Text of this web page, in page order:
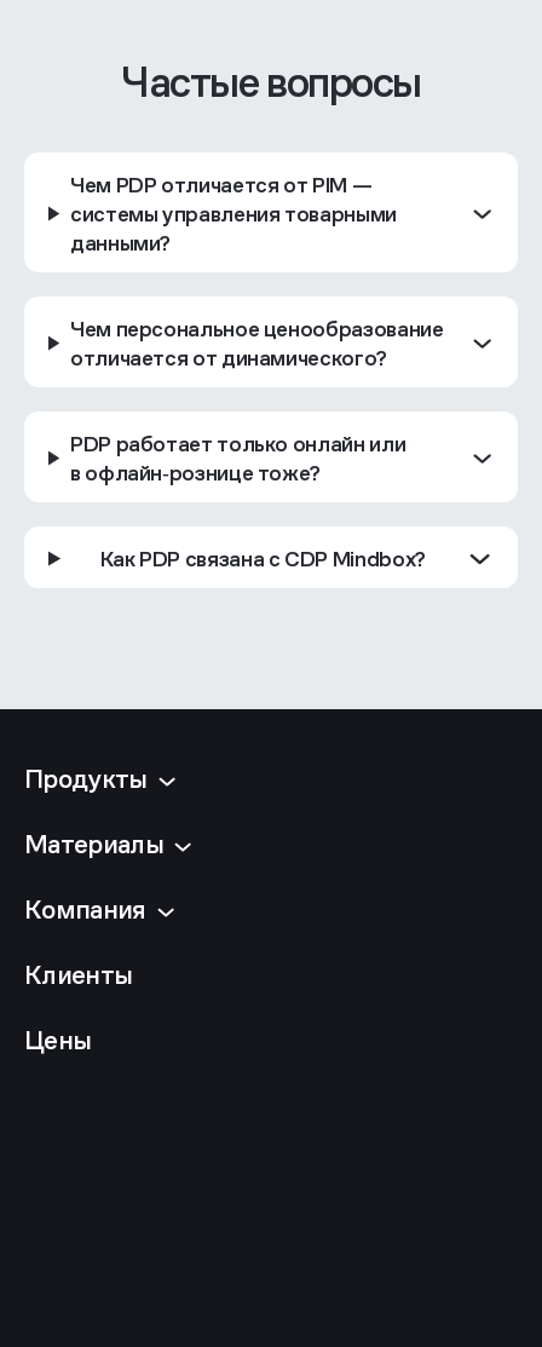
Частые вопросы
Чем PDP отличается от PIM —
системы управления товарными
данными?
Чем персональное ценообразование
отличается от динамического?
PDP работает только онлайн или
в офлайн‑рознице тоже?
Как PDP связана с CDP Mindbox?
Продукты
Материалы
Компания
Клиенты
Цены